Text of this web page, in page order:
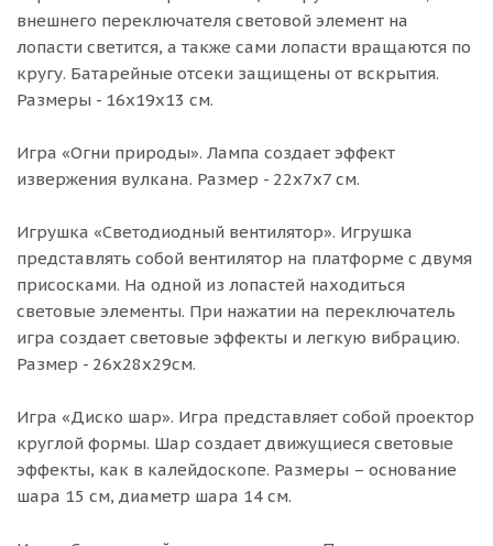
внешнего переключателя световой элемент на
лопасти светится, а также сами лопасти вращаются по
кругу. Батарейные отсеки защищены от вскрытия.
Размеры - 16х19х13 см.
Игра «Огни природы». Лампа создает эффект
извержения вулкана. Размер - 22х7х7 см.
Игрушка «Светодиодный вентилятор». Игрушка
представлять собой вентилятор на платформе с двумя
присосками. На одной из лопастей находиться
световые элементы. При нажатии на переключатель
игра создает световые эффекты и легкую вибрацию.
Размер - 26х28х29см.
Игра «Диско шар». Игра представляет собой проектор
круглой формы. Шар создает движущиеся световые
эффекты, как в калейдоскопе. Размеры – основание
шара 15 см, диаметр шара 14 см.